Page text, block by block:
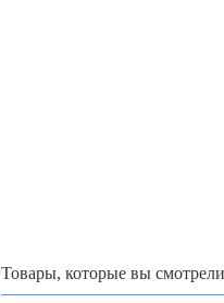
Товары, которые вы